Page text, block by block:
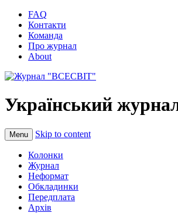
FAQ
Контакти
Команда
Про журнал
About
Український
Menu Skip to content
Колонки
Журнал
Неформат
Обкладинки
Передплата
Архів